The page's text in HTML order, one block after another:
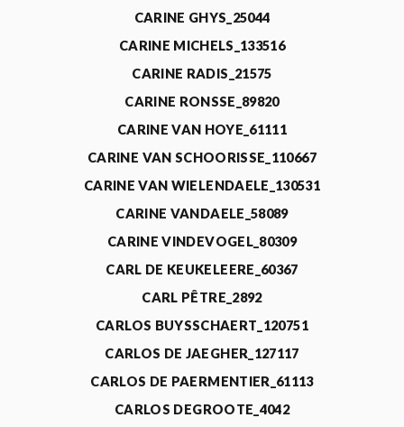
CARINE GHYS_25044
CARINE MICHELS_133516
CARINE RADIS_21575
CARINE RONSSE_89820
CARINE VAN HOYE_61111
CARINE VAN SCHOORISSE_110667
CARINE VAN WIELENDAELE_130531
CARINE VANDAELE_58089
CARINE VINDEVOGEL_80309
CARL DE KEUKELEERE_60367
CARL PÊTRE_2892
CARLOS BUYSSCHAERT_120751
CARLOS DE JAEGHER_127117
CARLOS DE PAERMENTIER_61113
CARLOS DEGROOTE_4042